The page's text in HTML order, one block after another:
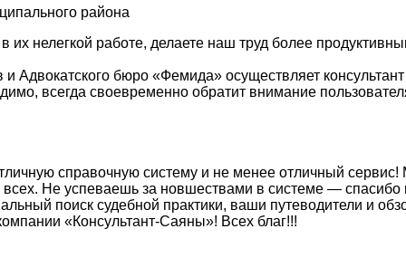
района
их нелегкой работе, делаете наш труд более
Адвокатского бюро «Фемида» осуществляет
всегда своевременно обратит внимание
справочную систему и не менее отличный
Не успеваешь за новшествами в системе — спасибо
поиск судебной практики, ваши путеводители и
«Консультант-Саяны»! Всех благ!!!